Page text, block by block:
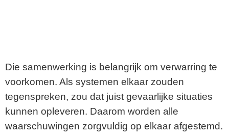
Die samenwerking is belangrijk om verwarring te
voorkomen. Als systemen elkaar zouden
tegenspreken, zou dat juist gevaarlijke situaties
kunnen opleveren. Daarom worden alle
waarschuwingen zorgvuldig op elkaar afgestemd.